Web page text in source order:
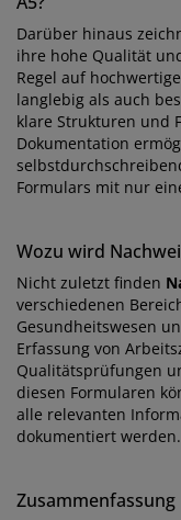
Darüber hinaus
ihre hohe Qualität
Regel auf
langlebig als auch
klare Strukturen und
Dokumentation
Formulars mit nur
Wozu wird
Nicht zuletzt finden
verschiedenen
Gesundheitswesen
Erfassung von
Qualitätsprüfungen
diesen Formularen
alle relevanten
dokumentiert werden.
Zusammenfassung